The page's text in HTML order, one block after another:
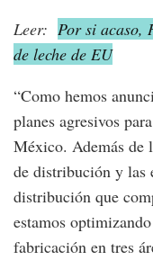
Leer: Por si acaso,
de leche de EU
“Como hemos
planes agresivos
México. Además de
de distribución y las
distribución que
estamos
fabricación en tres